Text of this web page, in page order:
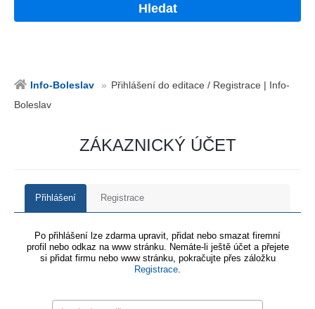
Hledat
Info-Boleslav
Přihlášení do editace / Registrace | Info-
Boleslav
ZÁKAZNICKÝ ÚČET
Přihlášení Registrace
Po přihlášení lze zdarma upravit, přidat nebo smazat firemní
profil nebo odkaz na www stránku. Nemáte-li ještě účet a přejete
si přidat firmu nebo www stránku, pokračujte přes záložku
Registrace.